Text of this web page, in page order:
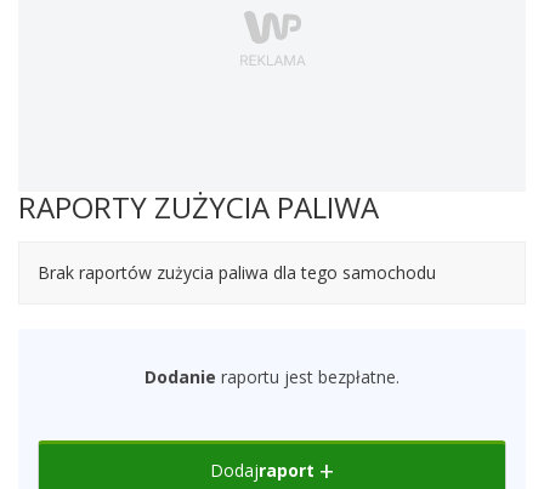
RAPORTY ZUŻYCIA PALIWA
Brak raportów zużycia paliwa dla tego samochodu
Dodanie raportu jest bezpłatne.
Dodajraport